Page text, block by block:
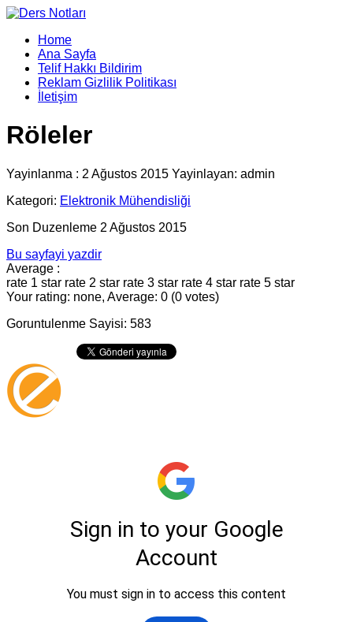
Home
Ana Sayfa
Telif Hakkı Bildirim
Reklam Gizlilik Politikası
İletişim
Röleler
Yayinlanma : 2 Ağustos 2015 Yayinlayan: admin
Kategori: Elektronik Mühendisliği
Son Duzenleme 2 Ağustos 2015
Bu sayfayi yazdir
Average :
rate 1 star rate 2 star rate 3 star rate 4 star rate 5 star
Your rating: none, Average: 0 (0 votes)
Goruntulenme Sayisi: 583